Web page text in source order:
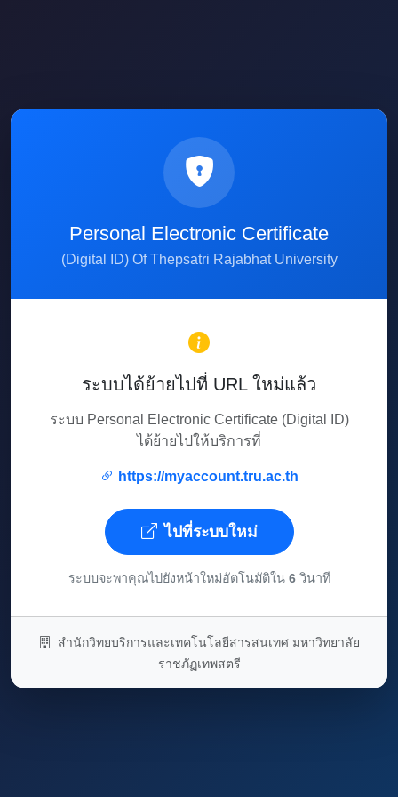
Personal Electronic Certificate
(Digital ID) Of Thepsatri Rajabhat University
ระบบได้ย้ายไปที่ URL ใหม่แล้ว
ระบบ Personal Electronic Certificate (Digital ID)
ได้ย้ายไปให้บริการที่
https://myaccount.tru.ac.th
ไปที่ระบบใหม่
ระบบจะพาคุณไปยังหน้าใหม่อัตโนมัติใน 6วินาที
สำนักวิทยบริการและเทคโนโลยีสารสนเทศ มหาวิทยาลัย
ราชภัฏเทพสตรี